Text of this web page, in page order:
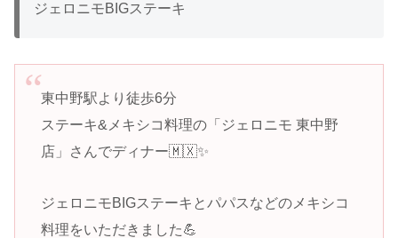
ジェロニモBIGステーキ
東中野駅より徒歩6分
ステーキ&メキシコ料理の「ジェロニモ 東中野
店」さんでディナー🇲🇽✨
ジェロニモBIGステーキとパパスなどのメキシコ
料理をいただきました💪